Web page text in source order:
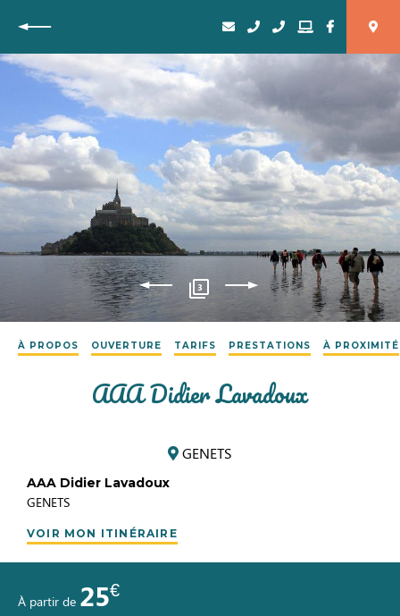
Retour
3
À PROPOS OUVERTURE TARIFS PRESTATIONS À PROXIMITÉ
AAA Didier Lavadoux
GENETS
AAA Didier Lavadoux
GENETS
VOIR MON ITINÉRAIRE
À partir de 25€